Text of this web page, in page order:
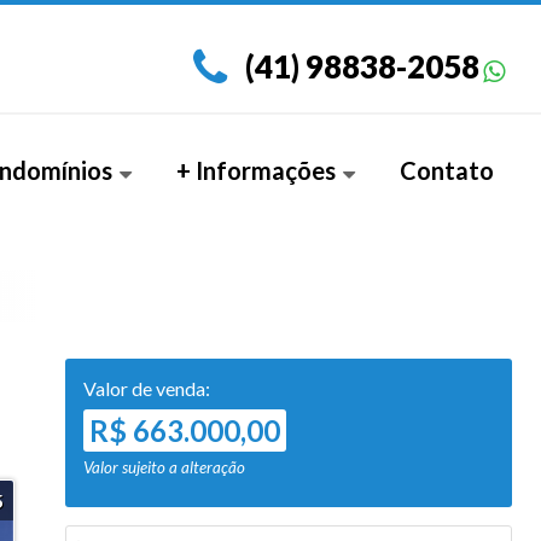
(41) 98838-2058
+ Informações Contato
Valor de venda:
R$ 663.000,00
Valor sujeito a alteração